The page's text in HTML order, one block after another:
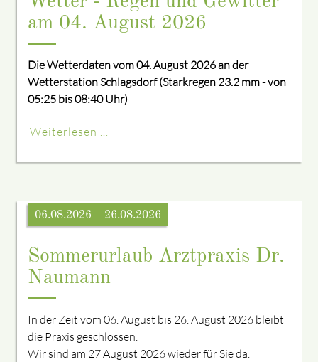
am 04. August 2026
Die Wetterdaten vom 04. August 2026 an der
Wetterstation Schlagsdorf (Starkregen 23.2 mm - von
05:25 bis 08:40 Uhr)
Weiterlesen …
Sommerurlaub Arztpraxis Dr.
Naumann
06.08.2026 – 26.08.2026
In der Zeit vom 06. August bis 26. August 2026 bleibt
die Praxis geschlossen.
Wir sind am 27 August 2026 wieder für Sie da.